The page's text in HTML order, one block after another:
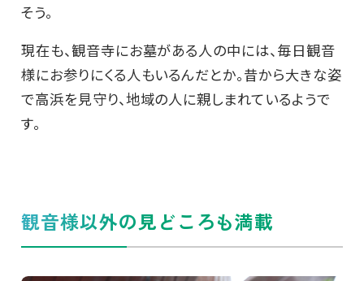
そう。
現在も、観音寺にお墓がある人の中には、毎日観音
様にお参りにくる人もいるんだとか。昔から大きな姿
で高浜を見守り、地域の人に親しまれているようで
す。
観音様以外の見どころも満載